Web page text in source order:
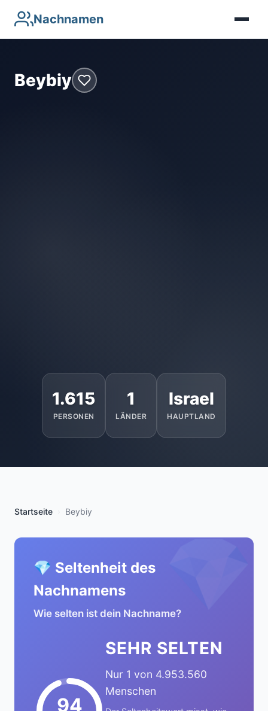
Nachnamen
Beybiy
1.615
PERSONEN
1
LÄNDER
Israel
HAUPTLAND
Startseite Beybiy
💎
💎 Seltenheit des
Nachnamens
Wie selten ist dein Nachname?
94
SEHR SELTEN
Nur 1 von 4.953.560
Menschen